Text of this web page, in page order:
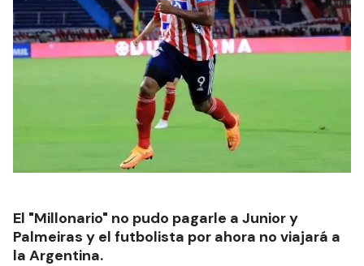
El "Millonario" no pudo pagarle a Junior y
Palmeiras y el futbolista por ahora no viajará a
la Argentina.